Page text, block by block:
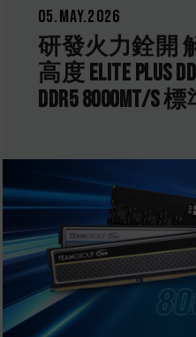
頻率新
與 ELITE
型桌上...